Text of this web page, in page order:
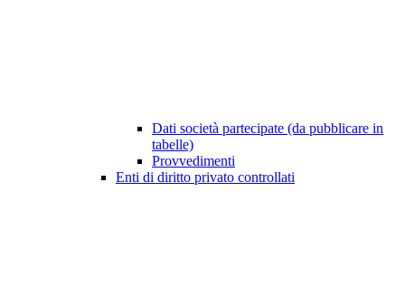
Dati società partecipate (da pubblicare in
tabelle)
Provvedimenti
Enti di diritto privato controllati